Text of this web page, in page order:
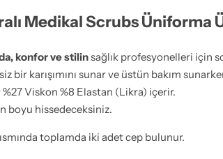
Medikal Scrubs Üniforma
konfor ve stilinsağlık profesyonelleri için
bir karışımını sunar ve üstün bakım
Viskon %8 Elastan (Likra) içerir.
boyu hissedeceksiniz.
toplamda iki adet cep bulunur.